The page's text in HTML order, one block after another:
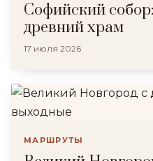
Софийский
древний храм
17 июля 2026
МАРШРУТЫ